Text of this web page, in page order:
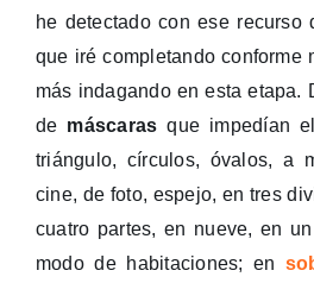
he detectado con ese recurso
que iré completando conforme
más indagando en esta etapa.
de máscaras que impedían
triángulo, círculos, óvalos, a
cine, de foto, espejo, en tres
cuatro partes, en nueve, en
modo de habitaciones; en